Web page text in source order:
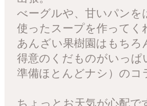
べーグルや、甘いパンを
使ったスープを作ってく
あんざい果樹園はもち
得意のくだものがいっ
準備ほとんどナシ）のコ
ちょっとお天気が心配